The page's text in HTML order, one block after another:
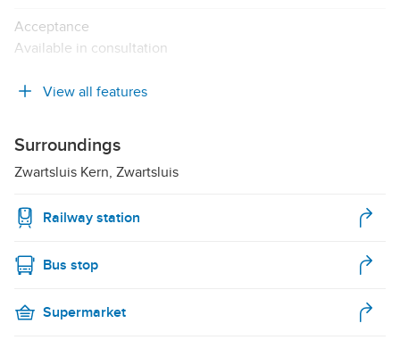
Acceptance
Available in consultation
View all features
Surroundings
Zwartsluis Kern, Zwartsluis
Railway station
Bus stop
Supermarket